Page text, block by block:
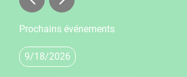
Prochains événements
9/18/2026